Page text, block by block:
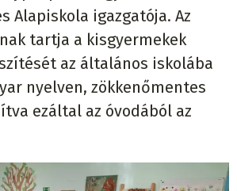
Alapiskola igazgatója. Az
tartja a kisgyermekek
az általános iskolába
nyelven, zökkenőmentes
ezáltal az óvodából az